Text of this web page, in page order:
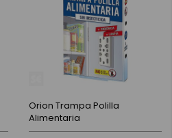
Orion Trampa Polilla
Alimentaria